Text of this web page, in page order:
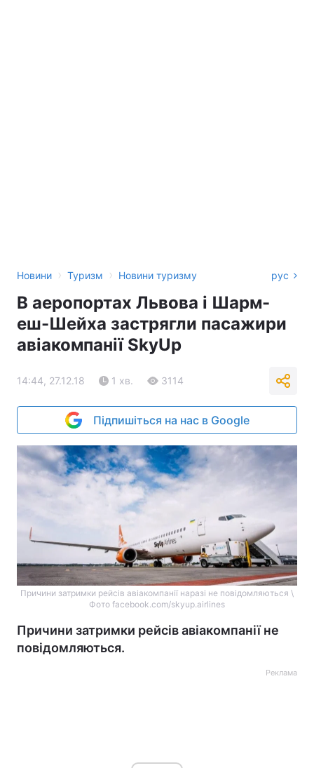
Новини › Туризм › Новини туризму рус
В аеропортах Львова і Шарм-
еш-Шейха застрягли пасажири
авіакомпанії SkyUp
14:44, 27.12.18 1 хв. 3114
Підпишіться на нас в Google
Причини затримки рейсів авіакомпанії наразі не повідомляються \
Фото facebook.com/skyup.airlines
Причини затримки рейсів авіакомпанії не
повідомляються.
Реклама